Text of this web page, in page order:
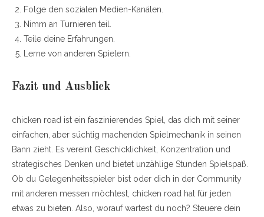
Folge den sozialen Medien-Kanälen.
Nimm an Turnieren teil.
Teile deine Erfahrungen.
Lerne von anderen Spielern.
Fazit und Ausblick
chicken road ist ein faszinierendes Spiel, das dich mit seiner
einfachen, aber süchtig machenden Spielmechanik in seinen
Bann zieht. Es vereint Geschicklichkeit, Konzentration und
strategisches Denken und bietet unzählige Stunden Spielspaß.
Ob du Gelegenheitsspieler bist oder dich in der Community
mit anderen messen möchtest, chicken road hat für jeden
etwas zu bieten. Also, worauf wartest du noch? Steuere dein